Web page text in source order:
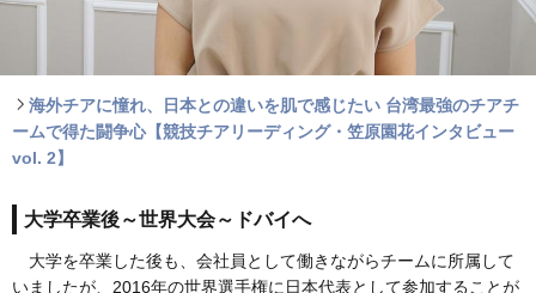
海外チアに憧れ、日本との違いを肌で感じたい 台湾最強のチアチ
ームで得た闘争心【競技チアリーディング・笠原園花インタビュー
vol. 2】
大学卒業後～世界大会～ドバイへ
大学を卒業した後も、会社員として働きながらチームに所属して
いましたが、2016年の世界選手権に日本代表として参加することが